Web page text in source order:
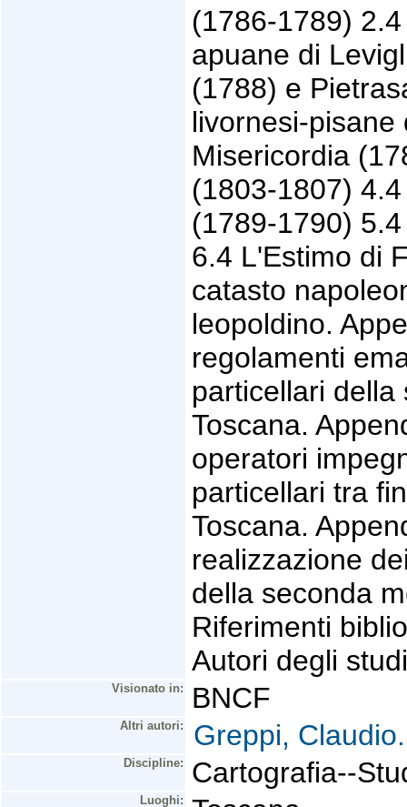
(1786-1789)
apuane di
(1788) e
livornesi-
Misericordia
(1803-1807)
(1789-1790)
6.4 L'Estimo di
catasto
leopoldino.
regolamenti
particellari della
Toscana.
operatori
particellari tra
Toscana.
realizzazione
della seconda
Riferimenti
Autori degli
Visionato in: BNCF
Altri autori: Greppi, Claudio.
Discipline: Cartografia--
Luoghi: